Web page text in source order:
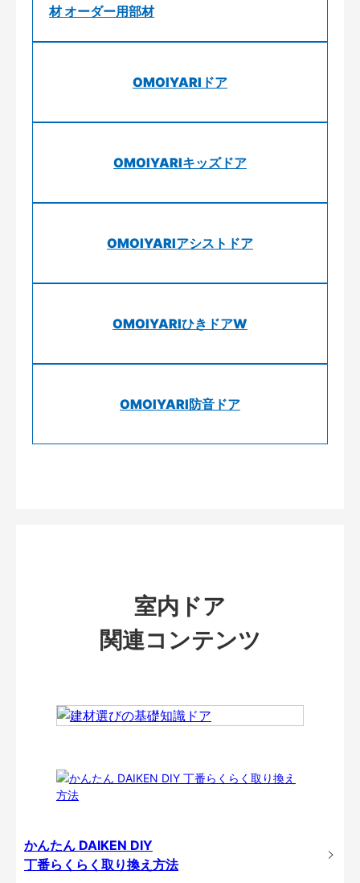
材 オーダー用部材
OMOIYARIドア
OMOIYARIキッズドア
OMOIYARIアシストドア
OMOIYARIひきドアW
OMOIYARI防音ドア
室内ドア
関連コンテンツ
かんたん DAIKEN DIY
丁番らくらく取り換え方法